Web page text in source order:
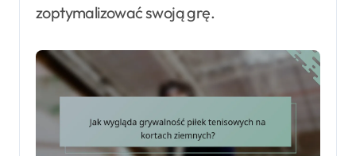
zoptymalizować swoją grę.